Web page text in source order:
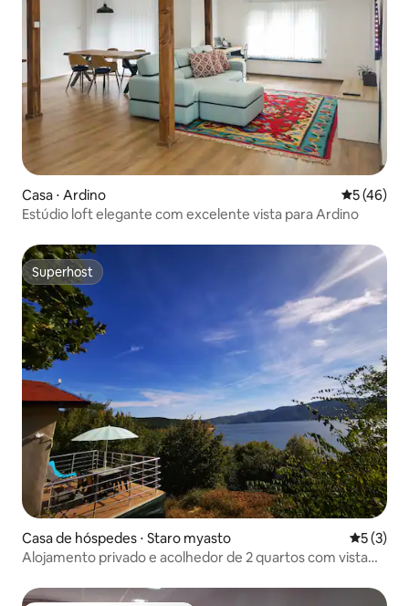
Casa ⋅ Ardino 5 de uma
5 (46)
Estúdio loft elegante com excelente vista para Ardino
Superhost
Superhost
Casa de hóspedes ⋅ Staro myasto 5 de
5 (3)
Alojamento privado e acolhedor de 2 quartos com vista